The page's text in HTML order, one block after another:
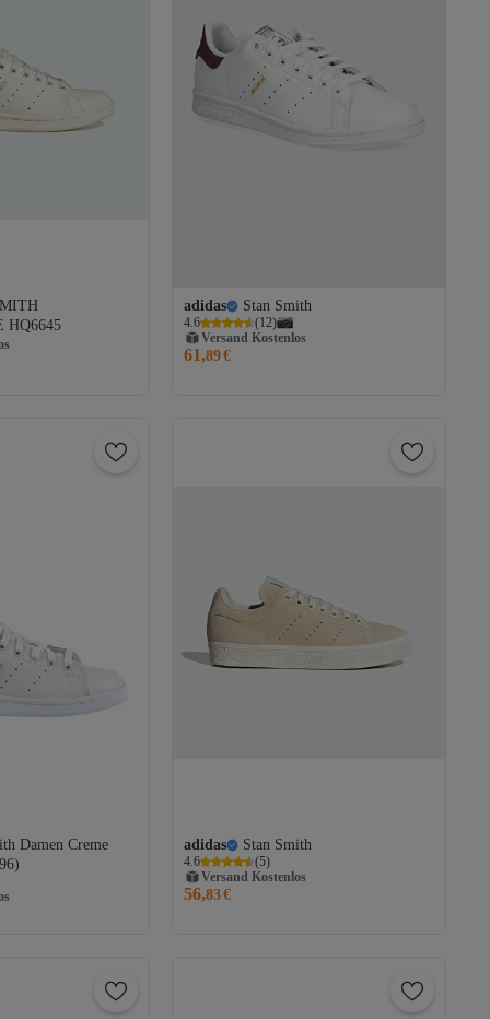
HQ6645
adidas Stan Smith
4.6 (12)
Versand Kostenlos
Gratis Versand
61,89€
Damen Creme
adidas Stan Smith
4.6 (5)
Versand Kostenlos
Gratis Versand
56,83€